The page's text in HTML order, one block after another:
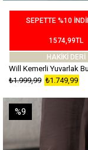
SEPETTE %10
1574,99TL
HAKİKİ DERİ
₺1.749,99
₺1.999,99
%9